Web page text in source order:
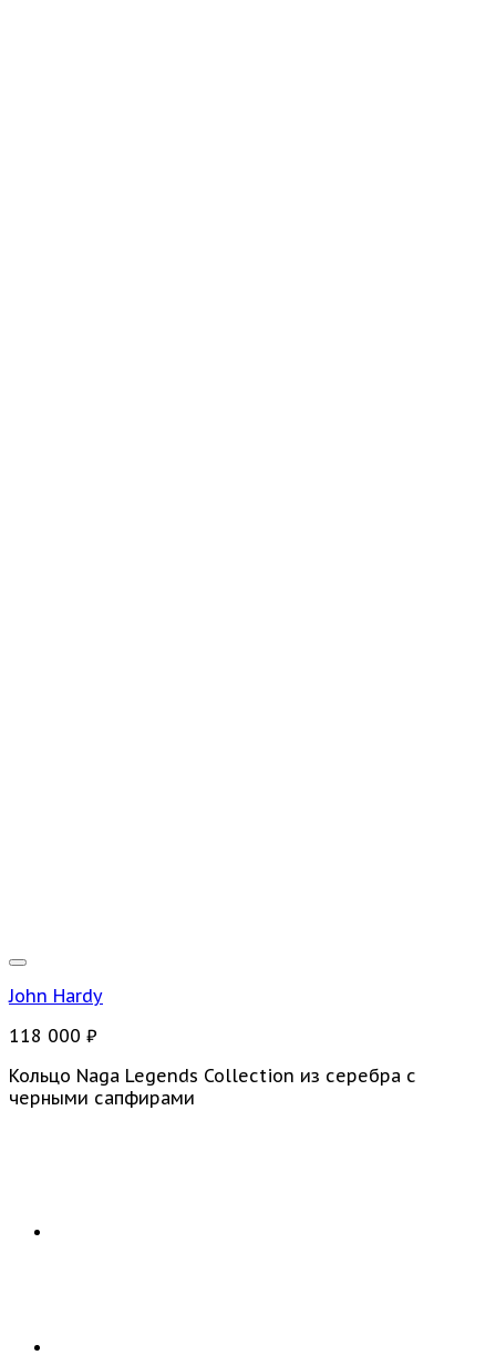
John Hardy
118 000 ₽
Кольцо Naga Legends Collection из серебра с
черными сапфирами